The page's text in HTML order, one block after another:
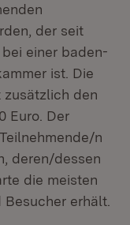
der seit
einer baden-
ist. Die
den
Euro. Der
n
deren/dessen
die meisten
erhält.